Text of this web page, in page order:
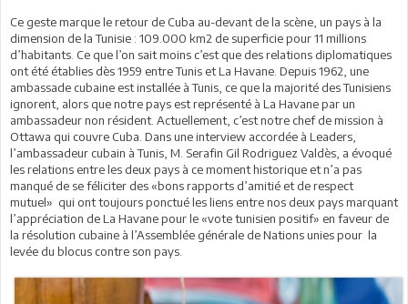
Ce geste marque le retour de Cuba au-devant de la scène, un pays à la
dimension de la Tunisie : 109.000 km2 de superficie pour 11 millions
d’habitants. Ce que l’on sait moins c’est que des relations diplomatiques
ont été établies dès 1959 entre Tunis et La Havane. Depuis 1962, une
ambassade cubaine est installée à Tunis, ce que la majorité des Tunisiens
ignorent, alors que notre pays est représenté à La Havane par un
ambassadeur non résident. Actuellement, c’est notre chef de mission à
Ottawa qui couvre Cuba. Dans une interview accordée à Leaders,
l’ambassadeur cubain à Tunis, M. Serafin Gil Rodriguez Valdès, a évoqué
les relations entre les deux pays à ce moment historique et n’a pas
manqué de se féliciter des «bons rapports d’amitié et de respect
mutuel» qui ont toujours ponctué les liens entre nos deux pays marquant
l’appréciation de La Havane pour le «vote tunisien positif» en faveur de
la résolution cubaine à l’Assemblée générale de Nations unies pour la
levée du blocus contre son pays.